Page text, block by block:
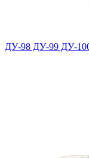
ДУ-98 ДУ-99 ДУ-